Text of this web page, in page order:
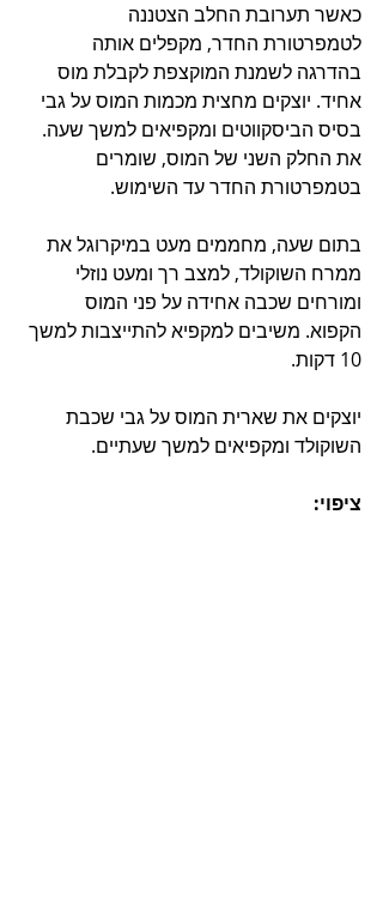
כאשר תערובת החלב הצטננה
לטמפרטורת החדר, מקפלים אותה
בהדרגה לשמנת המוקצפת לקבלת מוס
אחיד. יוצקים מחצית מכמות המוס על גבי
בסיס הביסקווטים ומקפיאים למשך שעה.
את החלק השני של המוס, שומרים
בטמפרטורת החדר עד השימוש.
בתום שעה, מחממים מעט במיקרוגל את
ממרח השוקולד, למצב רך ומעט נוזלי
ומורחים שכבה אחידה על פני המוס
הקפוא. משיבים למקפיא להתייצבות למשך
10 דקות.
יוצקים את שארית המוס על גבי שכבת
השוקולד ומקפיאים למשך שעתיים.
ציפוי: